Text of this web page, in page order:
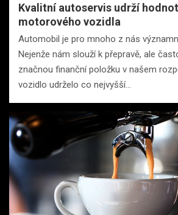
Kvalitní autoservis udrží
motorového vozidla
Automobil je pro mnoho z nás
Nejenže nám slouží k přepravě, ale
značnou finanční položku v našem
vozidlo udrželo co nejvyšší…